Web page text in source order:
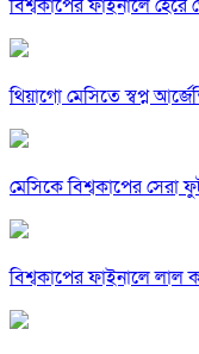
বিশ্বকাপের ফাইনালে হেরে
থিয়াগো মেসিতে স্বপ্ন
মেসিকে বিশ্বকাপের
বিশ্বকাপের ফাইনালে লাল